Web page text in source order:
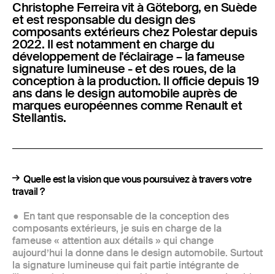
Christophe Ferreira vit à Göteborg, en Suède
et est responsable du design des
composants extérieurs chez Polestar depuis
2022. Il est notamment en charge du
développement de l'éclairage – la fameuse
signature lumineuse - et des roues, de la
conception à la production. Il officie depuis 19
ans dans le design automobile auprès de
marques européennes comme Renault et
Stellantis.
Quelle est la vision que vous poursuivez à travers votre
travail ?
En tant que responsable de la conception des
composants extérieurs, je suis en charge de la
fameuse « attention aux détails » qui change
aujourd’hui la donne dans le design automobile. Surtout
la signature lumineuse qui fait partie intégrante de